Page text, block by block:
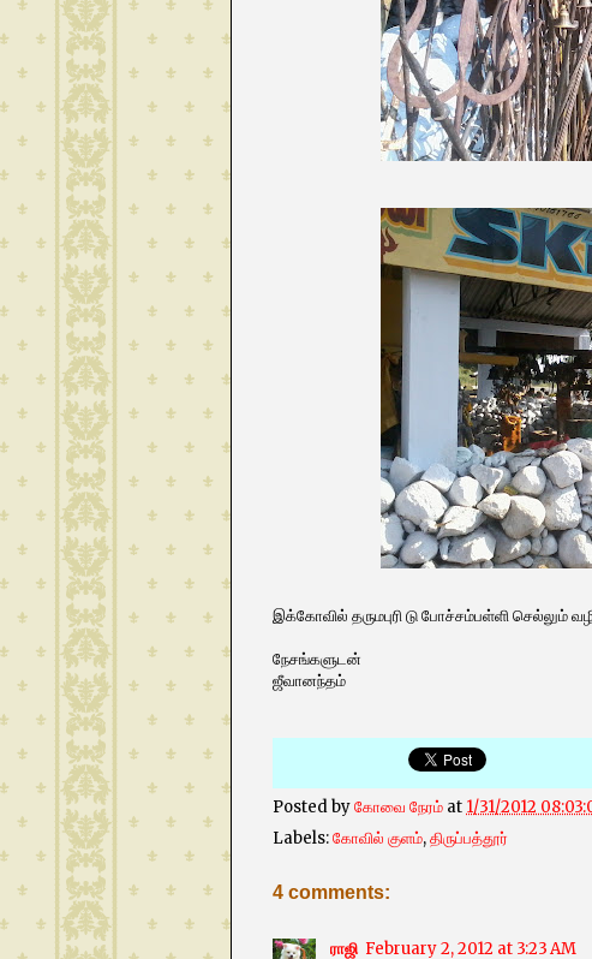
இக்கோவில் தருமபுரி டு போச்சம்பள்ளி செல்லும்
நேசங்களுடன்
ஜீவானந்தம்
Posted byகோவை நேரம் at 1/31/2012
Labels:கோவில் குளம்,திருப்பத்தூர்
4 comments:
ராஜி February 2, 2012 at 3:23 AM